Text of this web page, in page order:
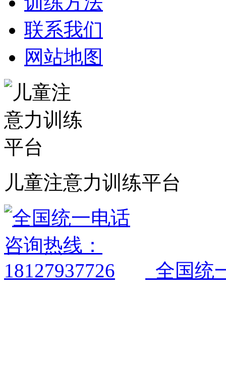
联系我们
网站地图
儿童注意力训练平台
全国统